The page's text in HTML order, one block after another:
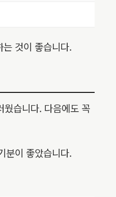
것이 좋습니다.
웠습니다. 다음에도 꼭
분이 좋았습니다.